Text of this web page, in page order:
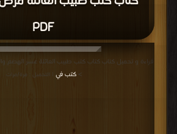
PDF
> كتب في | التحميل : مرة/مرات